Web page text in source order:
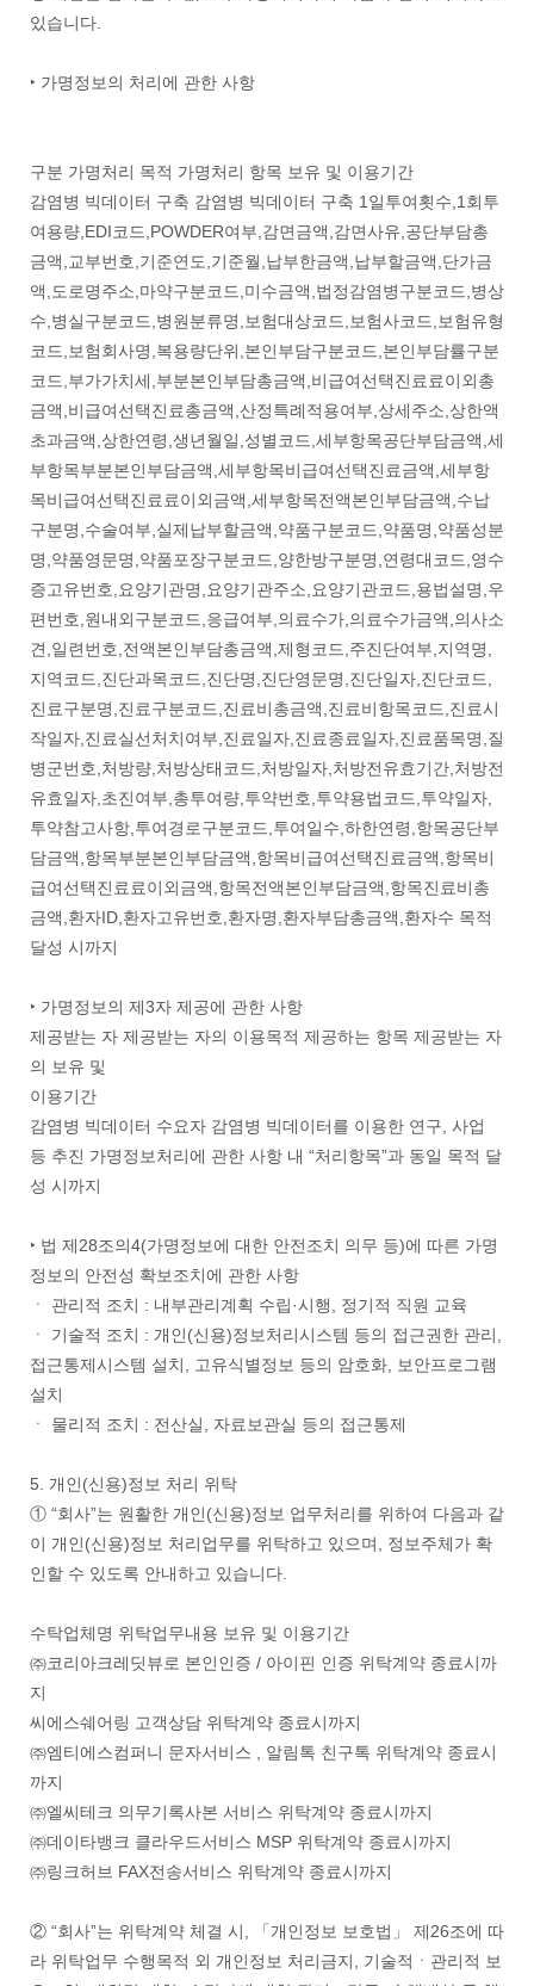
있습니다.
‣ 가명정보의 처리에 관한 사항
구분 가명처리 목적 가명처리 항목 보유 및 이용기간
감염병 빅데이터 구축 감염병 빅데이터 구축 1일투여횟수,1회투
여용량,EDI코드,POWDER여부,감면금액,감면사유,공단부담총
금액,교부번호,기준연도,기준월,납부한금액,납부할금액,단가금
액,도로명주소,마약구분코드,미수금액,법정감염병구분코드,병상
수,병실구분코드,병원분류명,보험대상코드,보험사코드,보험유형
코드,보험회사명,복용량단위,본인부담구분코드,본인부담률구분
코드,부가가치세,부분본인부담총금액,비급여선택진료료이외총
금액,비급여선택진료총금액,산정특례적용여부,상세주소,상한액
초과금액,상한연령,생년월일,성별코드,세부항목공단부담금액,세
부항목부분본인부담금액,세부항목비급여선택진료금액,세부항
목비급여선택진료료이외금액,세부항목전액본인부담금액,수납
구분명,수술여부,실제납부할금액,약품구분코드,약품명,약품성분
명,약품영문명,약품포장구분코드,양한방구분명,연령대코드,영수
증고유번호,요양기관명,요양기관주소,요양기관코드,용법설명,우
편번호,원내외구분코드,응급여부,의료수가,의료수가금액,의사소
견,일련번호,전액본인부담총금액,제형코드,주진단여부,지역명,
지역코드,진단과목코드,진단명,진단영문명,진단일자,진단코드,
진료구분명,진료구분코드,진료비총금액,진료비항목코드,진료시
작일자,진료실선처치여부,진료일자,진료종료일자,진료품목명,질
병군번호,처방량,처방상태코드,처방일자,처방전유효기간,처방전
유효일자,초진여부,총투여량,투약번호,투약용법코드,투약일자,
투약참고사항,투여경로구분코드,투여일수,하한연령,항목공단부
담금액,항목부분본인부담금액,항목비급여선택진료금액,항목비
급여선택진료료이외금액,항목전액본인부담금액,항목진료비총
금액,환자ID,환자고유번호,환자명,환자부담총금액,환자수 목적
달성 시까지
‣ 가명정보의 제3자 제공에 관한 사항
제공받는 자 제공받는 자의 이용목적 제공하는 항목 제공받는 자
의 보유 및
이용기간
감염병 빅데이터 수요자 감염병 빅데이터를 이용한 연구, 사업
등 추진 가명정보처리에 관한 사항 내 “처리항목”과 동일 목적 달
성 시까지
‣ 법 제28조의4(가명정보에 대한 안전조치 의무 등)에 따른 가명
정보의 안전성 확보조치에 관한 사항
ㆍ 관리적 조치 : 내부관리계획 수립·시행, 정기적 직원 교육
ㆍ 기술적 조치 : 개인(신용)정보처리시스템 등의 접근권한 관리,
접근통제시스템 설치, 고유식별정보 등의 암호화, 보안프로그램
설치
ㆍ 물리적 조치 : 전산실, 자료보관실 등의 접근통제
5. 개인(신용)정보 처리 위탁
① “회사”는 원활한 개인(신용)정보 업무처리를 위하여 다음과 같
이 개인(신용)정보 처리업무를 위탁하고 있으며, 정보주체가 확
인할 수 있도록 안내하고 있습니다.
수탁업체명 위탁업무내용 보유 및 이용기간
㈜코리아크레딧뷰로 본인인증 / 아이핀 인증 위탁계약 종료시까
지
씨에스쉐어링 고객상담 위탁계약 종료시까지
㈜엠티에스컴퍼니 문자서비스 , 알림톡 친구톡 위탁계약 종료시
까지
㈜엘씨테크 의무기록사본 서비스 위탁계약 종료시까지
㈜데이타뱅크 클라우드서비스 MSP 위탁계약 종료시까지
㈜링크허브 FAX전송서비스 위탁계약 종료시까지
② “회사”는 위탁계약 체결 시, 「개인정보 보호법」 제26조에 따
라 위탁업무 수행목적 외 개인정보 처리금지, 기술적ㆍ관리적 보